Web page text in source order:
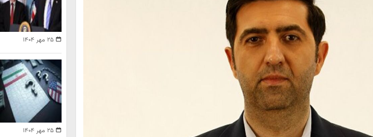
۲۵ مهر ۱۴۰۴
۲۵ مهر ۱۴۰۴